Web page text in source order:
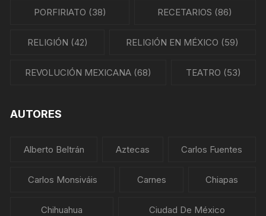
PORFIRIATO (38) RECETARIOS (86)
RELIGIÓN (42) RELIGIÓN EN MÉXICO (59)
REVOLUCIÓN MEXICANA (68) TEATRO (53)
AUTORES
Alberto Beltrán Aztecas Carlos Fuentes
Carlos Monsiváis Carnes Chiapas
Chihuahua Ciudad De México